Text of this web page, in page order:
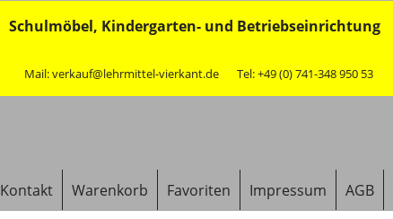
Schulmöbel, Kindergarten- und Betriebseinrichtung
Mail: verkauf@lehrmittel-vierkant.de Tel: +49 (0) 741-348 950 53
Kontakt Warenkorb Favoriten Impressum AGB